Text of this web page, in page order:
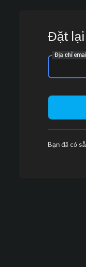
Đặt lại
Địa chỉ
Bạn đã có